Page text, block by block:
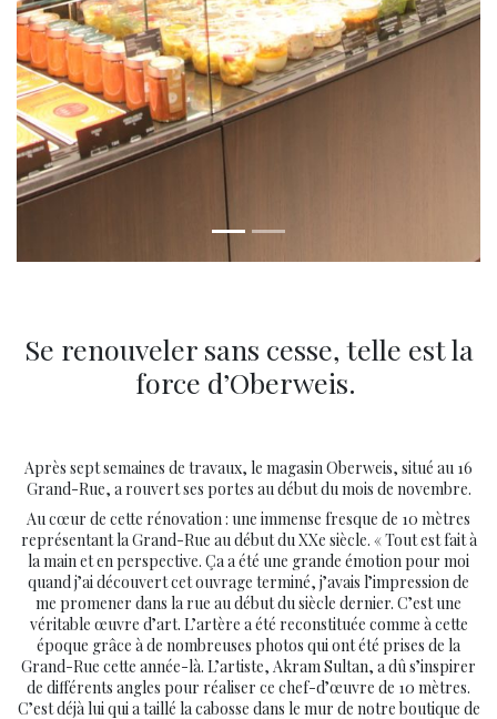
Se renouveler sans cesse, telle est la
force d’Oberweis.
Après sept semaines de travaux, le magasin Oberweis, situé au 16
Grand-Rue, a rouvert ses portes au début du mois de novembre.
Au cœur de cette rénovation : une immense fresque de 10 mètres
représentant la Grand-Rue au début du XXe siècle. « Tout est fait à
la main et en perspective. Ça a été une grande émotion pour moi
quand j’ai découvert cet ouvrage terminé, j’avais l’impression de
me promener dans la rue au début du siècle dernier. C’est une
véritable œuvre d’art. L’artère a été reconstituée comme à cette
époque grâce à de nombreuses photos qui ont été prises de la
Grand-Rue cette année-là. L’artiste, Akram Sultan, a dû s’inspirer
de différents angles pour réaliser ce chef-d’œuvre de 10 mètres.
C’est déjà lui qui a taillé la cabosse dans le mur de notre boutique de